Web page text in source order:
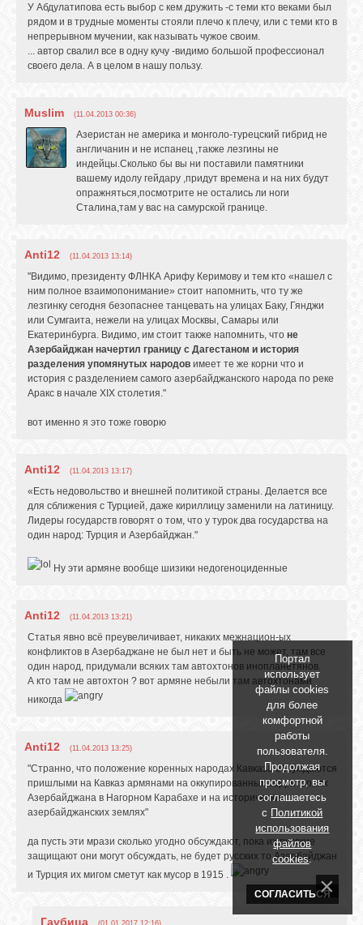
У Абдулатипова есть выбор с кем дружить -с теми кто веками был
рядом и в трудные моменты стояли плечо к плечу, или с теми кто в
непрерывном мучении, как называть чужое своим.
... автор свалил все в одну кучу -видимо большой профессионал
своего дела. А в целом в нашу пользу.
Muslim (11.04.2013 00:36)
Азеристан не америка и монголо-турецский гибрид не
англичанин и не испанец ,также лезгины не
индейцы.Сколько бы вы ни поставили памятники
вашему идолу гейдару ,придут времена и на них будут
опражняться,посмотрите не остались ли ноги
Сталина,там у вас на самурской границе.
Anti12 (11.04.2013 13:14)
"Видимо, президенту ФЛНКА Арифу Керимову и тем кто «нашел с
ним полное взаимопонимание» стоит напомнить, что ту же
лезгинку сегодня безопаснее танцевать на улицах Баку, Гянджи
или Сумгаита, нежели на улицах Москвы, Самары или
Екатеринбурга. Видимо, им стоит также напомнить, что не
Азербайджан начертил границу с Дагестаном и история
разделения упомянутых народов имеет те же корни что и
история с разделением самого азербайджанского народа по реке
Аракс в начале XIX столетия."
вот именно я это тоже говорю
Anti12 (11.04.2013 13:17)
«Есть недовольство и внешней политикой страны. Делается все
для сближения с Турцией, даже кириллицу заменили на латиницу.
Лидеры государств говорят о том, что у турок два государства на
один народ: Турция и Азербайджан."
Ну эти армяне вообще шизики недогеноциденные
Anti12 (11.04.2013 13:21)
Статья явно всё преувеличивает, никаких межнацион-ых
конфликтов в Азербаджане не был нет и быть не может, там все
один народ, придумали всяких там автохтонов инопланетянов.
А кто там не автохтон ? вот армяне небыли там автохтонами
никогда
Anti12 (11.04.2013 13:25)
"Странно, что положение коренных народах Кавказа обсуждаются
пришлыми на Кавказ армянами на оккупированных территориях
Азербайджана в Нагорном Карабахе и на исторических
азербайджанских землях"
да пусть эти мрази сколько угодно обсуждают, пока их русские
защищают они могут обсуждать, не будет русских то Азербайджан
и Турция их мигом сметут как мусор в 1915 .
Гаубица (01.01.2017 12:16)
Портал
использует
файлы cookies
для более
комфортной
работы
пользователя.
Продолжая
просмотр, вы
соглашаетесь
с Политикой
использования
файлов
cookies.
СОГЛАСИТЬСЯ